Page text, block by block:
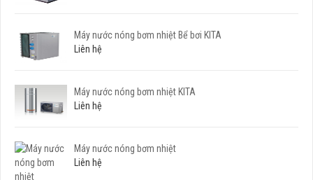
Máy nước nóng bơm nhiệt Bể bơi KITA
Liên hệ
Máy nước nóng bơm nhiệt KITA
Liên hệ
Máy nước nóng bơm nhiệt
Liên hệ